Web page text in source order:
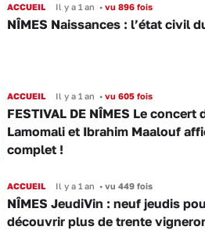
ACCUEIL Il y a 1 an •vu 896 fois
NÎMES Naissances : l’état civil
ACCUEIL Il y a 1 an •vu 605 fois
FESTIVAL DE NÎMES Le concert
Lamomali et Ibrahim Maalouf
complet !
ACCUEIL Il y a 1 an •vu 449 fois
NÎMES JeudiVin : neuf jeudis
découvrir plus de trente